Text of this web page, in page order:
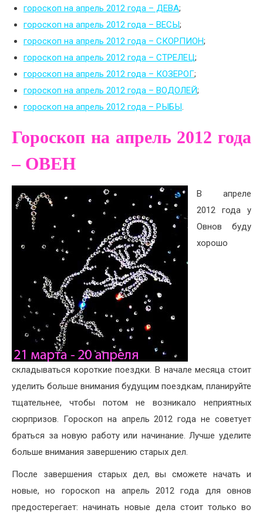
гороскоп на апрель 2012 года – ДЕВА;
гороскоп на апрель 2012 года – ВЕСЫ;
гороскоп на апрель 2012 года – СКОРПИОН;
гороскоп на апрель 2012 года – СТРЕЛЕЦ;
гороскоп на апрель 2012 года – КОЗЕРОГ;
гороскоп на апрель 2012 года – ВОДОЛЕЙ;
гороскоп на апрель 2012 года – РЫБЫ.
Гороскоп на апрель 2012 года
– ОВЕН
В апреле
2012 года у
Овнов буду
хорошо
складываться короткие поездки. В начале месяца стоит
уделить больше внимания будущим поездкам, планируйте
тщательнее, чтобы потом не возникало неприятных
сюрпризов. Гороскоп на апрель 2012 года не советует
браться за новую работу или начинание. Лучше уделите
больше внимания завершению старых дел.
После завершения старых дел, вы сможете начать и
новые, но гороскоп на апрель 2012 года для овнов
предостерегает: начинать новые дела стоит только во